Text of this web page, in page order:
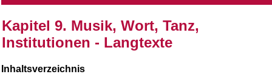
Kapitel 9. Musik, Wort, Tanz,
Institutionen - Langtexte
Inhaltsverzeichnis